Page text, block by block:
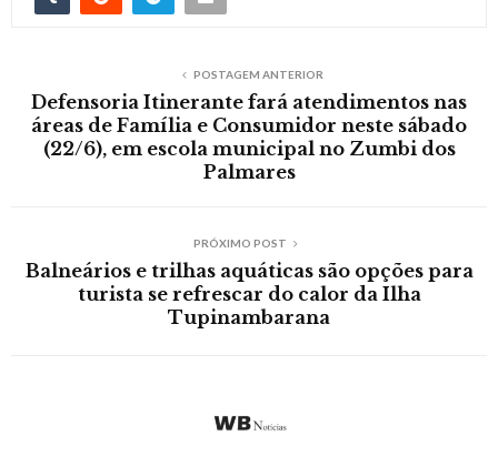
POSTAGEM ANTERIOR
Defensoria Itinerante fará atendimentos nas
áreas de Família e Consumidor neste sábado
(22/6), em escola municipal no Zumbi dos
Palmares
PRÓXIMO POST
Balneários e trilhas aquáticas são opções para
turista se refrescar do calor da Ilha
Tupinambarana